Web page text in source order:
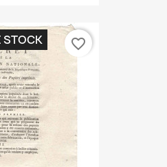
STOCK favorite_border